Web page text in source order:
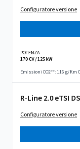
Configuratore versione
POTENZA
170 CV / 125 kW
Emissioni CO2**: 116 g/Km
R-Line 2.0 eTSI
Configuratore versione